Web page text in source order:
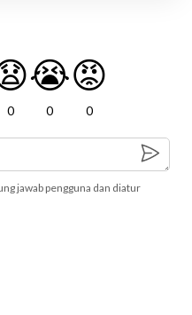
0
😭
0
😡
0
jawab pengguna dan diatur